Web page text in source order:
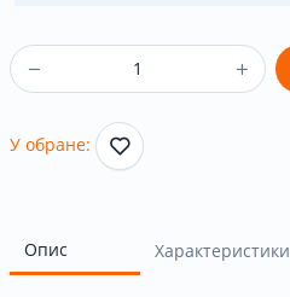
У обране:
Опис Характеристики